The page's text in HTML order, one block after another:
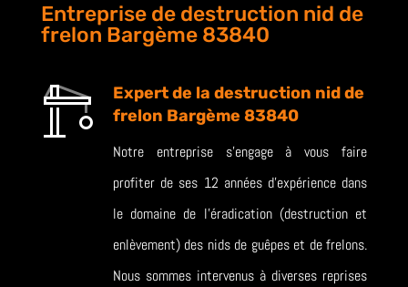
Entreprise de destruction nid de
frelon Bargème 83840
Expert de la destruction nid de
frelon Bargème 83840
Notre entreprise s’engage à vous faire
profiter de ses 12 années d’expérience dans
le domaine de l’éradication (destruction et
enlèvement) des nids de guêpes et de frelons.
Nous sommes intervenus à diverses reprises